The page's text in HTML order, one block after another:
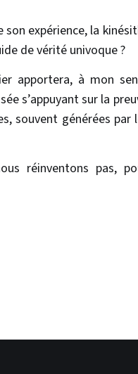
expérience, la
de vérité univoque ?
apportera, à mon
s’appuyant sur la
souvent générées par
réinventons pas,